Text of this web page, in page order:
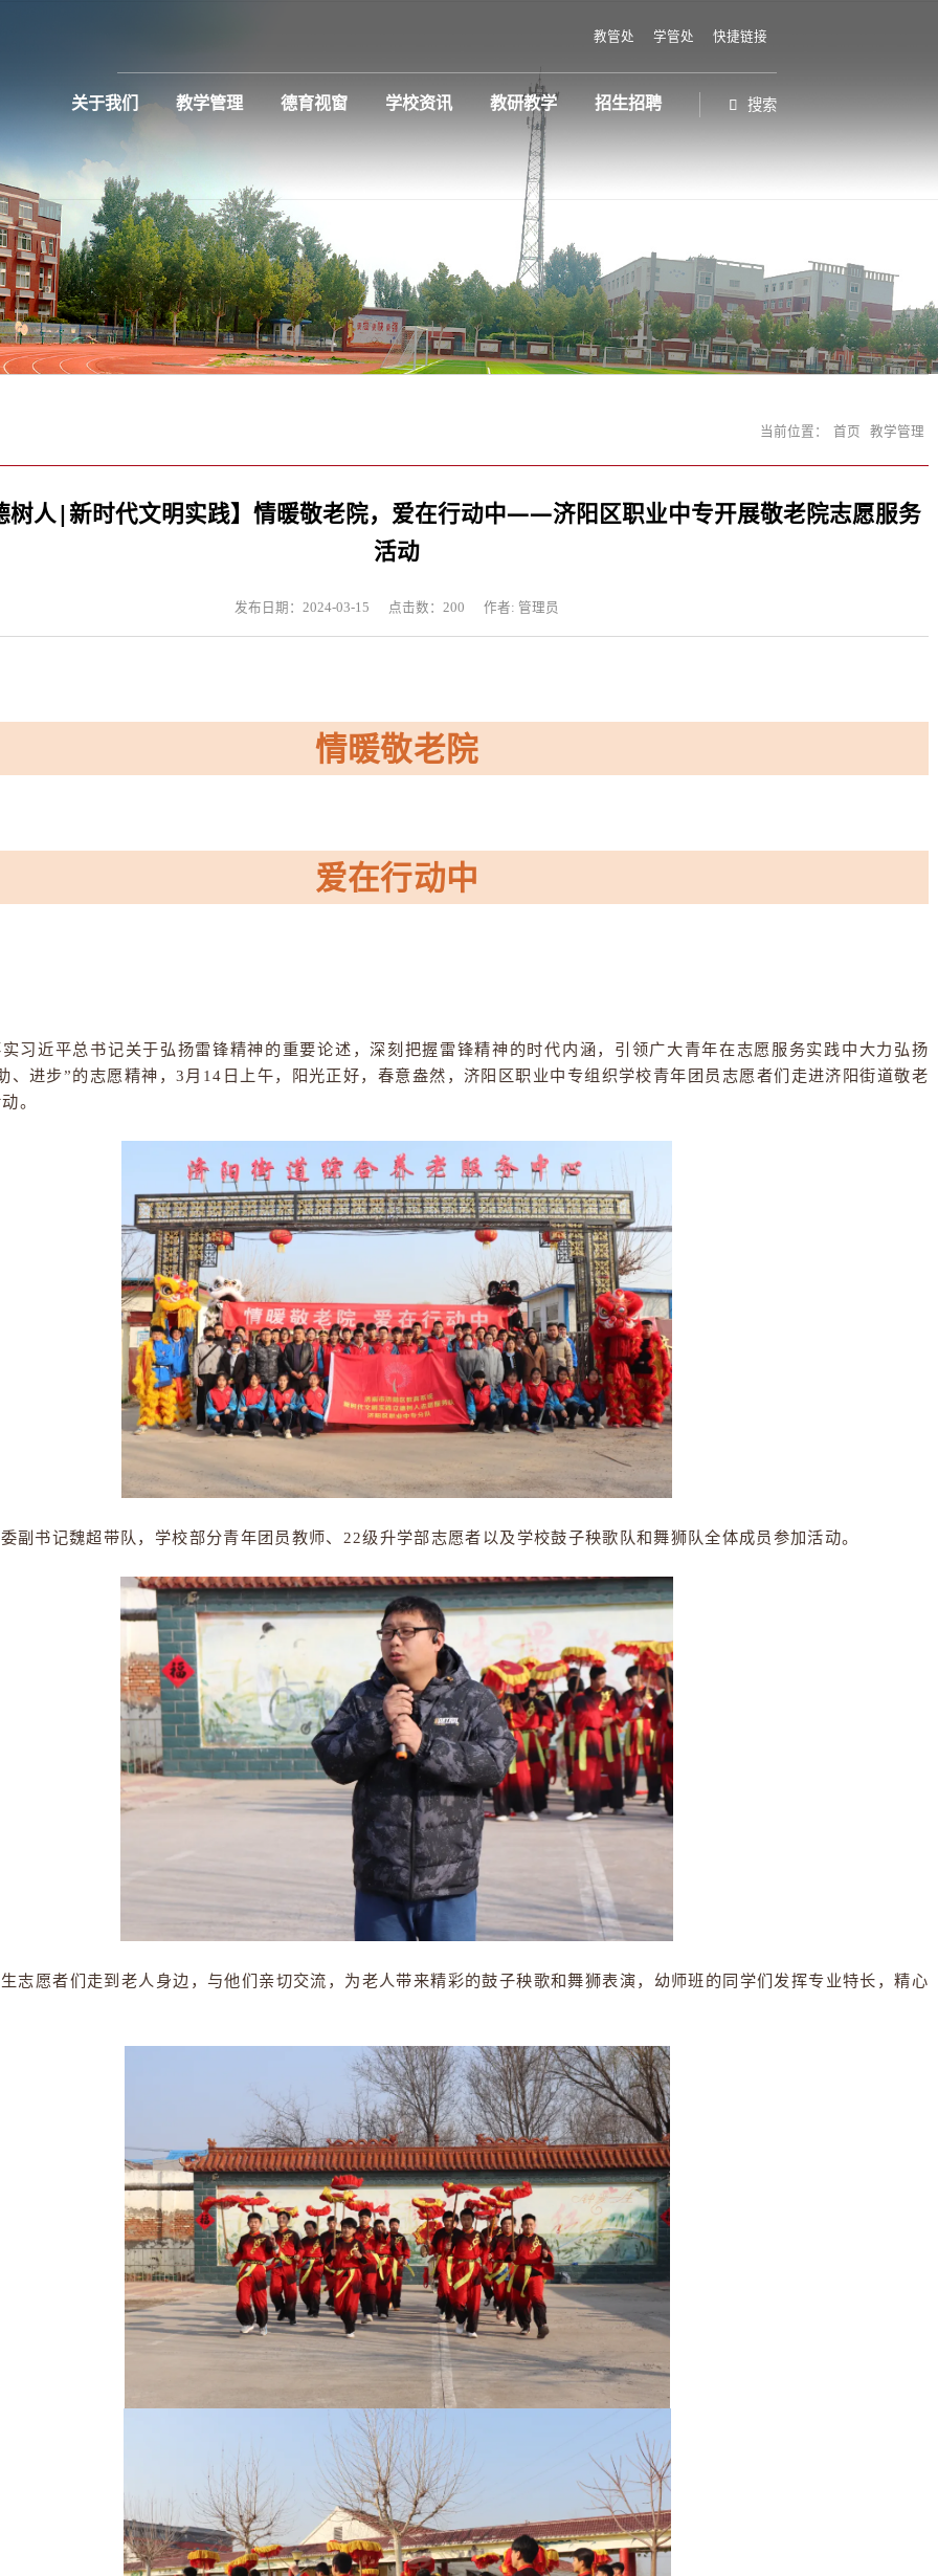
教管处
关于我们
济南市济阳区职业中等专业学校，
是济南市济阳区唯一一所公办中等
职业学校 [2] [4]，是国家级重点中
等职业学校 [2]，是山东省教育厅
命名的学校，是财政拨款事业单
位。
党建在线
现任领导
学校荣誉
教学管理
教学业务管理是对学校教学业务工
作所进行的有计划、有组织的管理
活动。教学业务管理是学校教学管
理的重要组成部分，它决定着学校
教学管理的水平。
查看更多
名师风采
精品课程
教育教学
教育管理
课程改革
教科研
在线报修
德育视窗
德育目标是通过德育活动在受教育
者品德形成发展上所要达到的总体
规格要求，亦即德育活动所要达到
的预期目的或结果的质量标准。德
育目标是德育工作的出发点，它不
仅决定了德育的内容、形式和方
德育活动
心理健康
校园活动
校园摄影
校庆专题
书画艺术
书香校园
校友园地
学生社团
学校资讯
学校及教育资讯公告
查看更多
新闻动态
制度建设
考试招生
校园动态
时政要闻
党政方针
媒体报道
教研教学
教研即教育研究。是指总结教学经
验，发现教学问题，研究教学方
法。教研公理有先有钻研而后有教
研和教研促进钻研。
查看更多
教研活动
师资培养
师德建设
班主任
招生招聘
教育招聘及学生入学通知
查看更多
高中招生
中职招生
理
立德树人|新时代文明实践】情暖敬老院，爱在行动中——济阳区职业中专开展敬
活动
彻落实习近平总书记关于弘扬雷锋精神的重要论述，深刻把握雷锋精神的时代内涵，引领广大青年在志愿服
、互助、进步”的志愿精神，3月14日上午，阳光正好，春意盎然，济阳区职业中专组织学校青年团员志愿者们
校团委副书记魏超带队，学校部分青年团员教师、22级升学部志愿者以及学校鼓子秧歌队和舞狮队全体成员参
，师生志愿者们走到老人身边，与他们亲切交流，为老人带来精彩的鼓子秧歌和舞狮表演，幼师班的同学们发